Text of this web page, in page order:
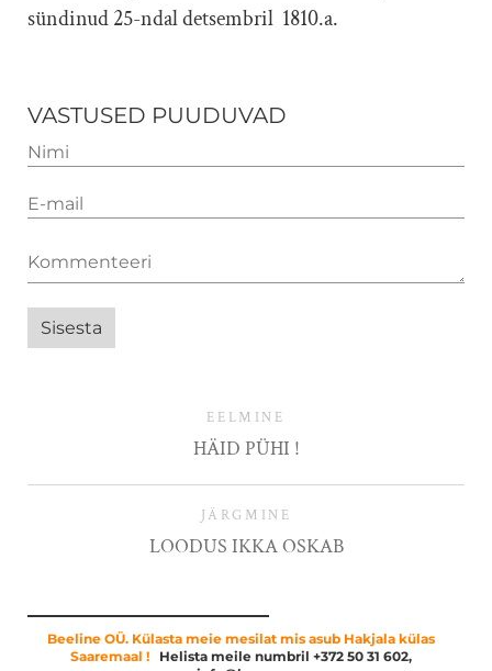
sündinud 25-ndal detsembril 1810.a.
VASTUSED PUUDUVAD
EELMINE
HÄID PÜHI !
JÄRGMINE
LOODUS IKKA OSKAB
Beeline OÜ. Külasta meie mesilat mis asub Hakjala külas
Saaremaal !Helista meile numbril +372 50 31 602,